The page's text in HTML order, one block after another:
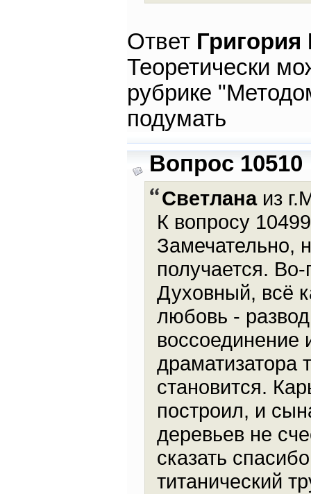
Ответ
Теоретически
рубрике
подумать
Вопрос 10510
Светланаиз
К вопросу
Замечательно,
получается.
Духовный, всё
любовь -
воссоединение
драматизатора
становится.
построил, и
деревьев не
сказать
титанический